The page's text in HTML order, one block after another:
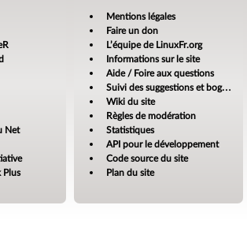
Net
Plus
Mentions légales
Faire un don
L’équipe de LinuxFr.org
Informations sur le site
Aide / Foire aux questions
Suivi des suggestions et bogues
Wiki du site
Règles de modération
Statistiques
API pour le développement
Code source du site
Plan du site